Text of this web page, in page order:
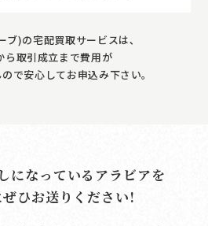
ブ)の宅配買取サービスは､
ら取引成立まで費用が
で安心してお申込み下さい｡
になっているアラビアを
ぜひお送りください!